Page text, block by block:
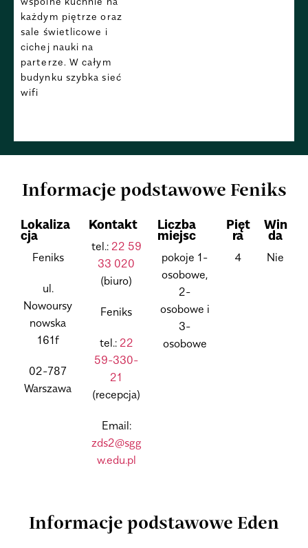
każdym piętrze oraz
sale świetlicowe i
cichej nauki na
parterze. W całym
budynku szybka sieć
wifi
Informacje podstawowe Feniks
Lokaliza
cja
Feniks
ul.
Nowoursy
nowska
161f
02-787
Warszawa
Kontakt
tel.: 22 59
33 020
(biuro)
Feniks
tel.: 22
59-330-
21
(recepcja)
Email:
zds2@sgg
w.edu.pl
Liczba
miejsc
pokoje 1-
osobowe,
2-
osobowe i
3-
osobowe
Pięt
ra
4
Win
da
Nie
Informacje podstawowe Eden